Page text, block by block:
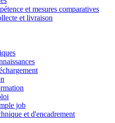
et mesures comparatives
et livraison
job
et d'encadrement